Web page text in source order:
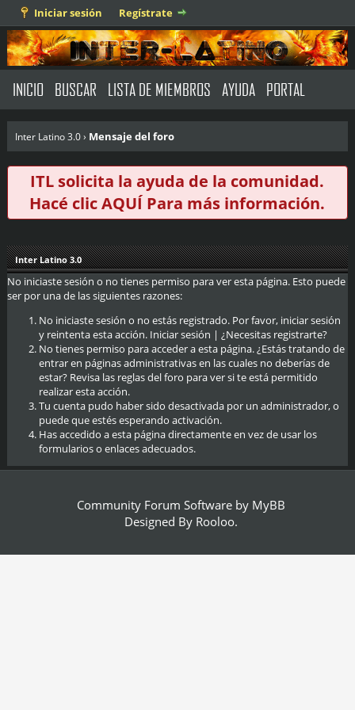
Iniciar sesión Regístrate
INICIO BUSCAR LISTA DE MIEMBROS AYUDA PORTAL
Inter Latino 3.0› Mensaje del foro
ITL solicita la ayuda de la comunidad.
Hacé clicAQUÍ Para más información.
Inter Latino 3.0
No iniciaste sesión o no tienes permiso para ver esta página. Esto puede
ser por una de las siguientes razones:
No iniciaste sesión o no estás registrado. Por favor, iniciar sesión
y reintenta esta acción. Iniciar sesión | ¿Necesitas registrarte?
No tienes permiso para acceder a esta página. ¿Estás tratando de
entrar en páginas administrativas en las cuales no deberías de
estar? Revisa las reglas del foro para ver si te está permitido
realizar esta acción.
Tu cuenta pudo haber sido desactivada por un administrador, o
puede que estés esperando activación.
Has accedido a esta página directamente en vez de usar los
formularios o enlaces adecuados.
Community Forum Software by MyBB
Designed By Rooloo.